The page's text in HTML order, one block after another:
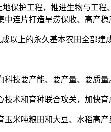
护工程，推进生物与工程
连片打造旱涝保收、高产稳
上的永久基本农田全部建
技要产能、要产量、要质量
术和育种联合攻关，加快育
米吨粮田和大豆、水稻高产